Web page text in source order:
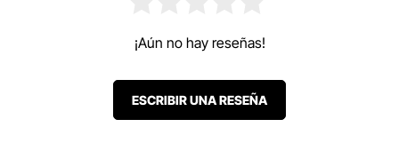
¡Aún no hay reseñas!
ESCRIBIR UNA RESEÑA